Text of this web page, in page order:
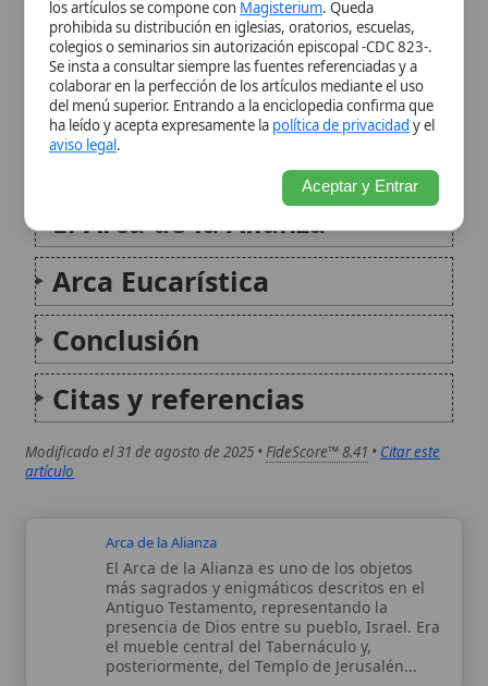
El Arca de la Alianza
Arca Eucarística
Conclusión
Modificado el 31 de agosto de 2025 •FideScore™ 8.41•Citar este
artículo
Arca de la Alianza
El Arca de la Alianza es uno de los objetos
más sagrados y enigmáticos descritos en el
Antiguo Testamento, representando la
presencia de Dios entre su pueblo, Israel. Era
el mueble central del Tabernáculo y,
posteriormente, del Templo de Jerusalén...
tradición católica, su significado no se agota
en lo narrativo: el Arca es presentada como
figura (tipo) de la Iglesia y como signo...
Autor:Comité editorial
Artículo supervisado por el Comité